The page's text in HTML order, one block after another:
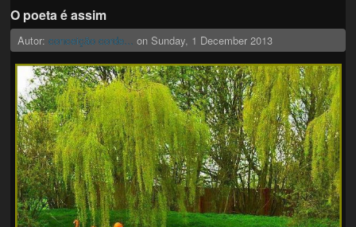
O poeta é assim
Autor:conceição corde... on Sunday, 1 December 2013